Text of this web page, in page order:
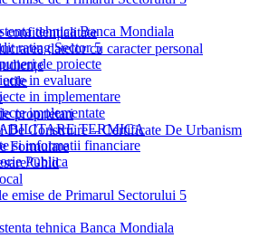
tehnica Banca Mondiala
rating Sector 5
de proiecte
in evaluare
in implementare
implementate
TERMICA
si informatii financiare
Publica
confidențialitate
datelor cu caracter personal
utile
proprietari
De Construire – Certificate De Urbanism
Formulare
Ghid
emise de Primarul Sectorului 5
tehnica Banca Mondiala